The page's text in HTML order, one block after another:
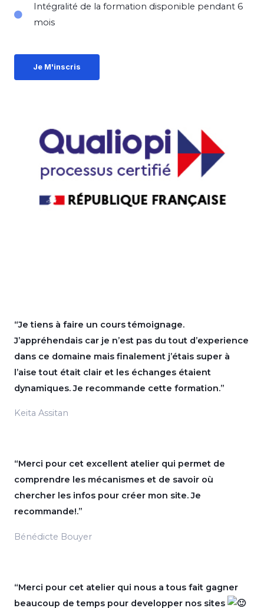
Intégralité de la formation disponible pendant 6
mois
Je M'inscris
“Je tiens à faire un cours témoignage.
J’appréhendais car je n’est pas du tout d’experience
dans ce domaine mais finalement j’étais super à
l’aise tout était clair et les échanges étaient
dynamiques. Je recommande cette formation.”
Keita Assitan
“Merci pour cet excellent atelier qui permet de
comprendre les mécanismes et de savoir où
chercher les infos pour créer mon site. Je
recommande!.”
Bénédicte Bouyer
“Merci pour cet atelier qui nous a tous fait gagner
beaucoup de temps pour developper nos sites